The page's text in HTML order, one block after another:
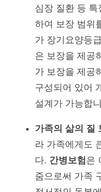
심장 질환 등
하여 보장 범위
가 장기요양등
은 보장을 제공
가 보장을 제공
구성되어 있어
설계가 가능합
가족의 삶의 질
라 가족에게도
다. 간병보험은
줌으로써 가족